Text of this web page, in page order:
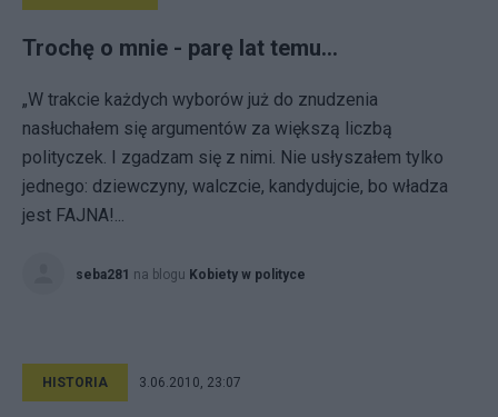
Trochę o mnie - parę lat temu...
„W trakcie każdych wyborów już do znudzenia
nasłuchałem się argumentów za większą liczbą
polityczek. I zgadzam się z nimi. Nie usłyszałem tylko
jednego: dziewczyny, walczcie, kandydujcie, bo władza
jest FAJNA!...
seba281 na blogu Kobiety w polityce
HISTORIA 3.06.2010, 23:07